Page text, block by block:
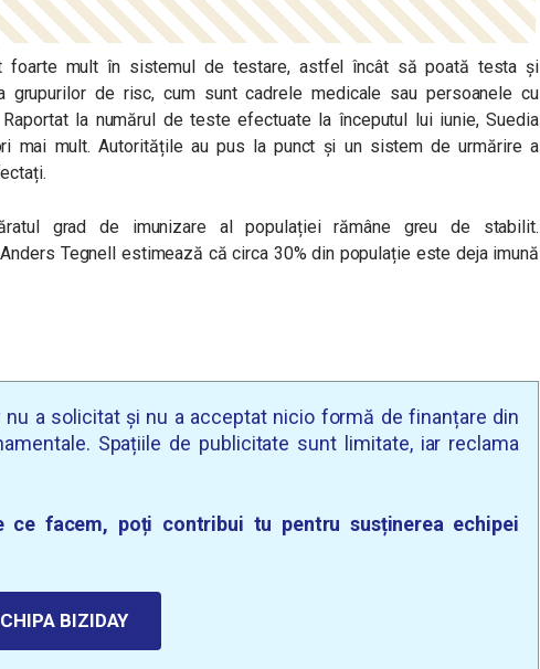
foarte mult în sistemul de testare, astfel încât să poată testa și
grupurilor de risc, cum sunt cadrele medicale sau persoanele cu
la numărul de teste efectuate la începutul lui iunie, Suedia
mai mult. Autoritățile au pus la punct și un sistem de urmărire a
grad de imunizare al populației rămâne greu de stabilit.
Tegnell estimează că circa 30% din populație este deja imună
nu a solicitat și nu a acceptat nicio formă de finanțare din
Spațiile de publicitate sunt limitate, iar reclama
ce facem, poți contribui tu pentru susținerea echipei
BIZIDAY